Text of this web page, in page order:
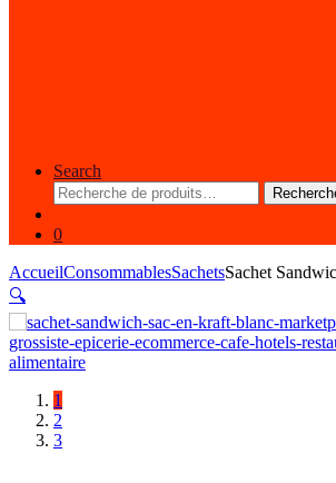
Search
Recherche
pour :
0
AccueilConsommablesSachetsSachet
🔍
1
2
3